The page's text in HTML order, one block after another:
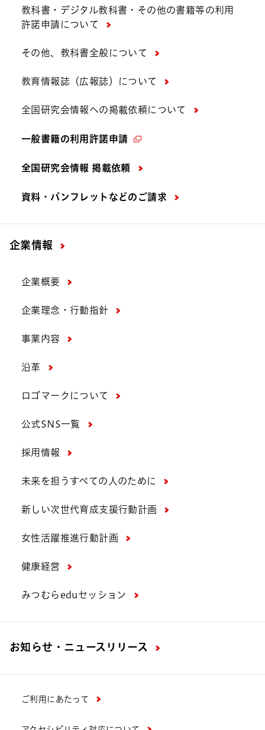
教科書・デジタル教科書・その他の書籍等の利用
許諾申請について
その他、教科書全般について
教育情報誌（広報誌）について
全国研究会情報への掲載依頼について
一般書籍の利用許諾申請
全国研究会情報 掲載依頼
資料・パンフレットなどの ご請求
企業情報
企業概要
企業理念・行動指針
事業内容
沿革
ロゴマークについて
公式SNS一覧
採用情報
未来を担うすべての人のために
新しい次世代育成支援行動計画
女性活躍推進行動計画
健康経営
みつむらeduセッション
お知らせ・ニュースリリース
ご利用にあたって